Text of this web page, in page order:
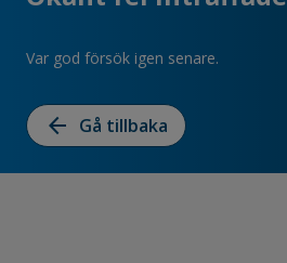
Var god försök igen senare.
arrow_back Gå tillbaka